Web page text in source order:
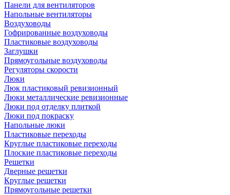
Панели для вентиляторов
Напольные вентиляторы
Воздуховоды
Гофрированные воздуховоды
Пластиковые воздуховоды
Заглушки
Прямоугольные воздуховоды
Регуляторы скорости
Люки
Люк пластиковый ревизионный
Люки металлические ревизионные
Люки под отделку плиткой
Люки под покраску
Напольные люки
Пластиковые переходы
Круглые пластиковые переходы
Плоские пластиковые переходы
Решетки
Дверные решетки
Круглые решетки
Прямоугольные решетки